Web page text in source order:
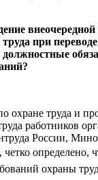
при
должностные
охране труда и
работников
России,
определено,
охраны